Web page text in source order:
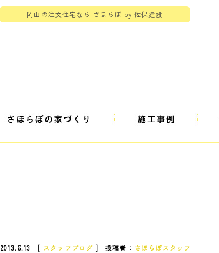
岡山の注文住宅なら さほらぼ by 佐保建設
2013.6.13 [ スタッフブログ] 投稿者： さほらぼスタッフ